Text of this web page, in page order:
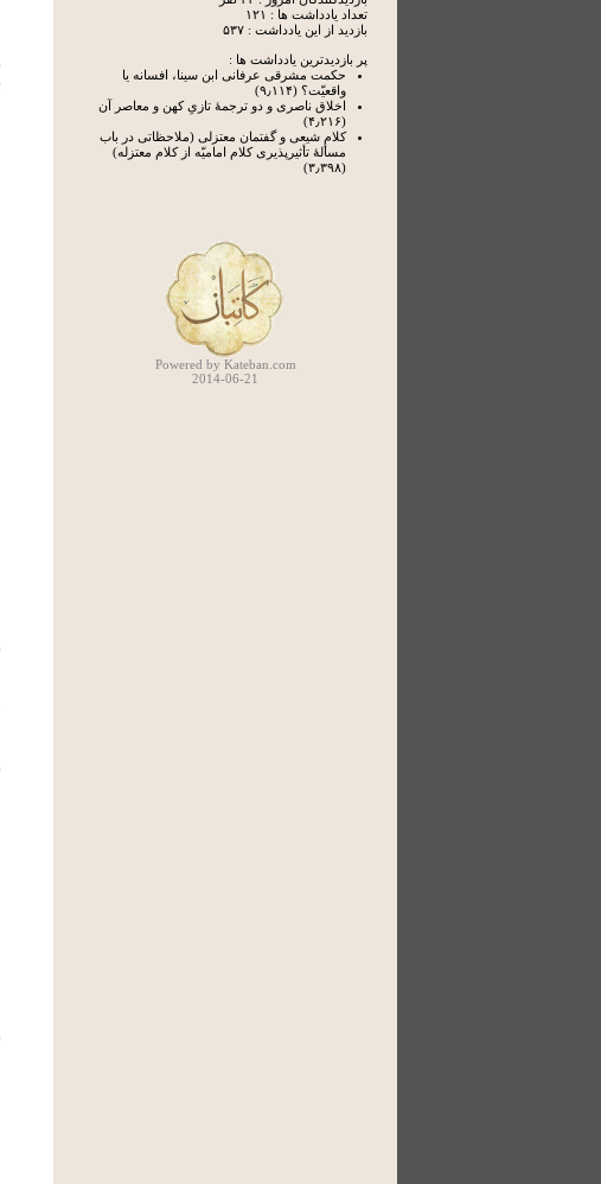
تعداد یادداشت ها : ۱۲۱
بازدید از این یادداشت : ۵۳۷
پر بازدیدترین یادداشت ها :
حکمت مشرقی عرفانی ابن سینا، افسانه یا
واقعیّت؟ (۹٫۱۱۴)
اخلاق ناصری و دو ترجمۀ تازیِ کهن و معاصر آن
(۴٫۲۱۶)
کلام شیعی و گفتمان معتزلی (ملاحظاتی در باب
مسألۀ تأثیرپذیری کلام امامیّه از کلام معتزله)
(۳٫۳۹۸)
Powered by Kateban.com
2014-06-21